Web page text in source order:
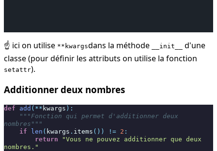
☝️ ici on utilise **kwargsdans la méthode __init__
d'une
classe (pour définir les attributs on utilise la fonction
setattr).
Additionner deux nombres
def add ( ** kwargs ):
"""Fonction qui permet d'additionner deux
nombres"""
if
len ( kwargs . items ()) != 2 :
return
"Vous ne pouvez additionner que deux
nombres."